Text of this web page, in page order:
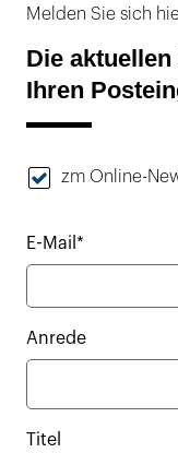
Melden Sie sich
Die
Ihren
zm Online-
E-Mail*
Anrede
Titel